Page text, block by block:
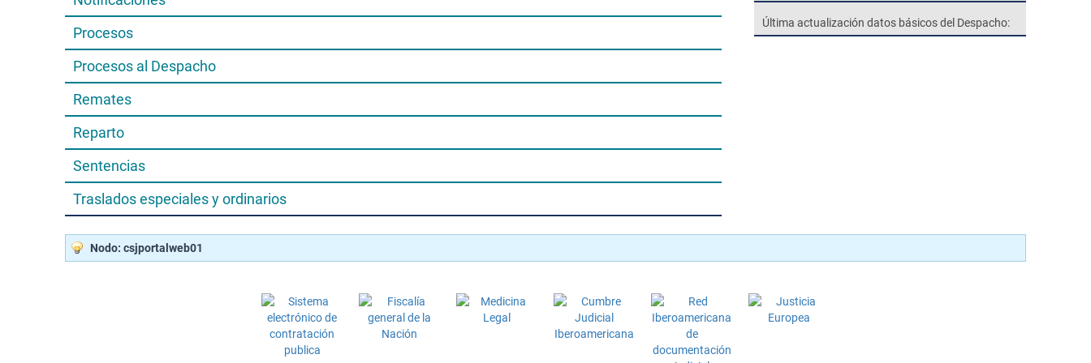
Procesos
Procesos al Despacho
Remates
Reparto
Sentencias
Traslados especiales y ordinarios
Última actualización datos básicos del Despacho:
Nodo: csjportalweb01